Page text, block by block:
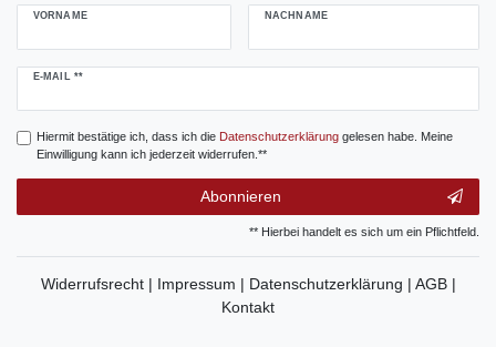
VORNAME NACHNAME
E-MAIL **
Newsletter
Hiermit bestätige ich, dass ich die Daten­schutz­erklärunggelesen habe. Meine
Einwilligung kann ich jederzeit widerrufen.**
Abonnieren
** Hierbei handelt es sich um ein Pflichtfeld.
Widerrufsrecht | Impressum | Datenschutzerklärung | AGB |
Kontakt